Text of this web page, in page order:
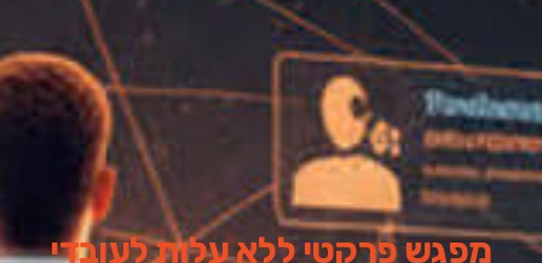
מפגש פרקטיללא עלותלעובדי